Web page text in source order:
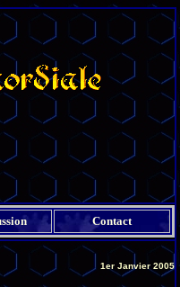
Contact
1er Janvier 2005